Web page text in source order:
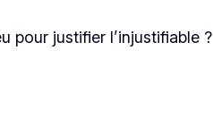
pour justifier l’injustifiable ?